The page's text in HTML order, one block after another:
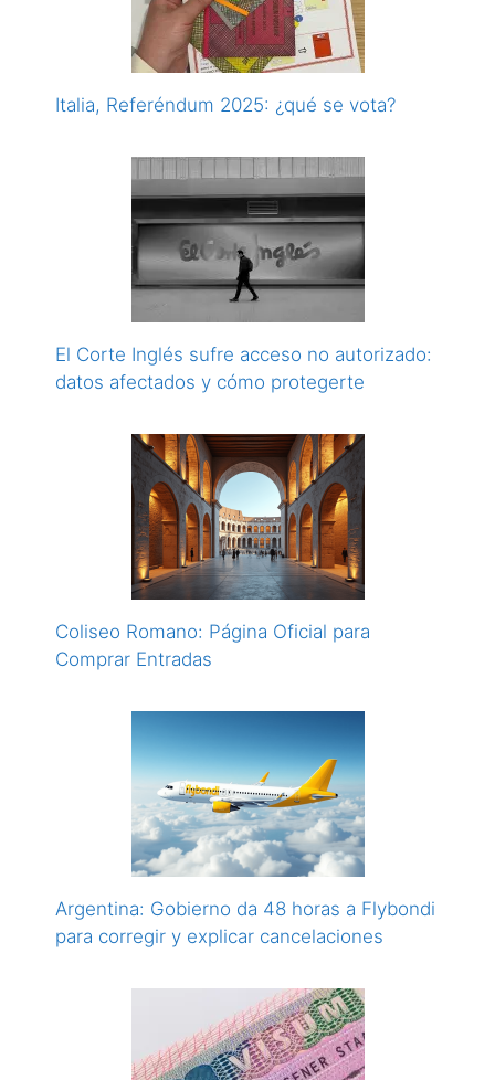
Italia, Referéndum 2025: ¿qué se vota?
El Corte Inglés sufre acceso no autorizado:
datos afectados y cómo protegerte
Coliseo Romano: Página Oficial para
Comprar Entradas
Argentina: Gobierno da 48 horas a Flybondi
para corregir y explicar cancelaciones